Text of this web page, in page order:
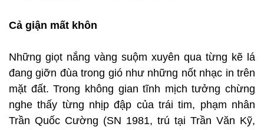
Cả giận mất khôn
Những giọt nắng vàng suộm xuyên qua từng kẽ lá
đang giỡn đùa trong gió như những nốt nhạc in trên
mặt đất. Trong không gian tĩnh mịch tưởng chừng
nghe thấy từng nhịp đập của trái tim, phạm nhân
Trần Quốc Cường (SN 1981, trú tại Trần Văn Kỹ,